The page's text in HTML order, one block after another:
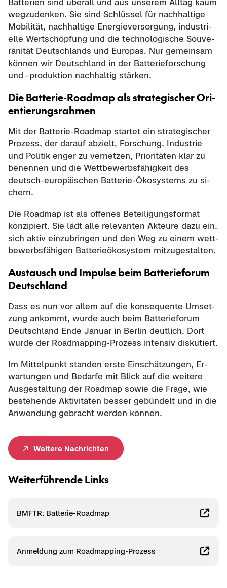
Bat­te­rien sind über­all und aus un­se­rem All­tag kaum
weg­zu­den­ken. Sie sind Schlüs­sel für nach­hal­ti­ge
Mo­bi­li­tät, nach­hal­ti­ge En­er­gie­ver­sor­gung, in­dus­tri­
el­le Wert­schöp­fung und die tech­no­lo­gi­sche Sou­ve­
rä­ni­tät Deutsch­lands und Eu­ro­pas. Nur ge­mein­sam
kön­nen wir Deutsch­land in der Bat­te­rie­for­schung
und -​produktion nach­hal­tig stär­ken.
Die Batterie-​Roadmap als stra­te­gi­scher Ori­
en­tie­rungs­rah­men
Mit der Batterie-​Roadmap star­tet ein stra­te­gi­scher
Pro­zess, der dar­auf ab­zielt, For­schung, In­dus­trie
und Po­li­tik enger zu ver­net­zen, Prio­ri­tä­ten klar zu
be­nen­nen und die Wett­be­werbs­fä­hig­keit des
deutsch-​europäischen Batterie-​Ökosystems zu si­
chern.
Die Road­map ist als of­fe­nes Be­tei­li­gungs­for­mat
kon­zi­piert. Sie lädt alle re­le­van­ten Ak­teu­re dazu ein,
sich aktiv ein­zu­brin­gen und den Weg zu einem wett­
be­werbs­fä­hi­gen Bat­te­rie­öko­sys­tem mit­zu­ge­stal­ten.
Aus­tausch und Im­pul­se beim Bat­te­rie­fo­rum
Deutsch­land
Dass es nun vor allem auf die kon­se­quen­te Um­set­
zung an­kommt, wurde auch beim Bat­te­rie­fo­rum
Deutsch­land Ende Ja­nu­ar in Ber­lin deut­lich. Dort
wurde der Roadmapping-​Prozess in­ten­siv dis­ku­tiert.
Im Mit­tel­punkt stan­den erste Ein­schät­zun­gen, Er­
war­tun­gen und Be­dar­fe mit Blick auf die wei­te­re
Aus­ge­stal­tung der Road­map sowie die Frage, wie
be­stehen­de Ak­ti­vi­tä­ten bes­ser ge­bün­delt und in die
An­wen­dung ge­bracht wer­den kön­nen.
Wei­te­re Nach­rich­ten
Wei­ter­füh­ren­de Links
BMFTR: Batterie-​Roadmap
An­mel­dung zum Roadmapping-​Prozess